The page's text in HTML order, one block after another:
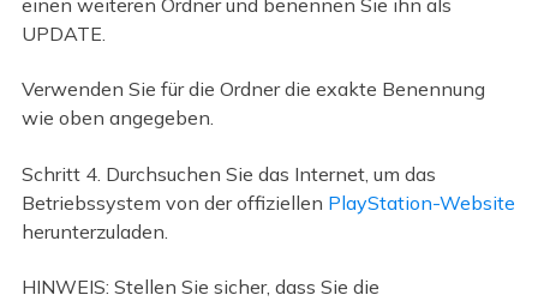
UPDATE.
Verwenden Sie für die Ordner die exakte Benennung
wie oben angegeben.
Schritt 4. Durchsuchen Sie das Internet, um das
Betriebssystem von der offiziellen PlayStation-Website
herunterzuladen.
HINWEIS: Stellen Sie sicher, dass Sie die